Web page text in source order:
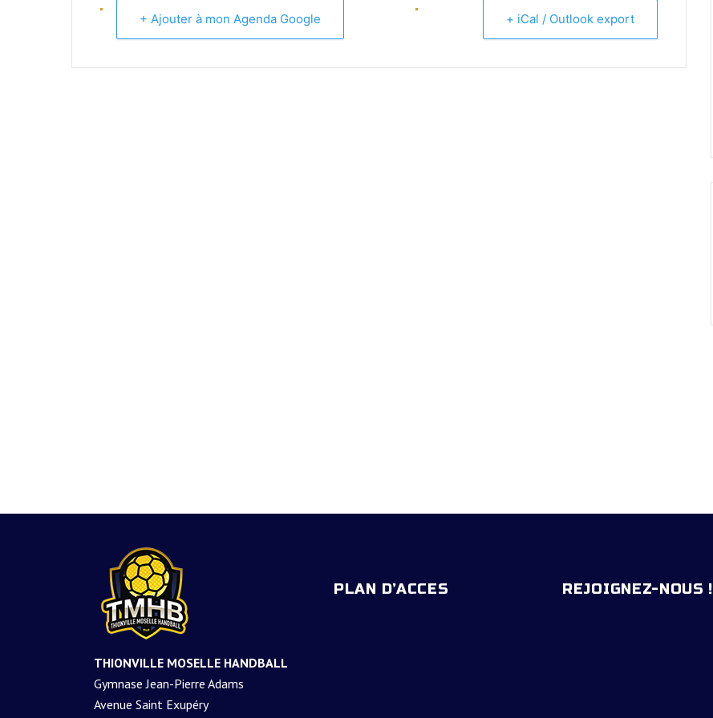
EQUIPE -13 ANS (1) REGIONAL
+ Ajouter à mon Agenda Google + iCal / Outlook export
THIONVILLE MOSELLE HANDBALL
Gymnase Jean-Pierre Adams
Avenue Saint Exupéry
PLAN D’ACCES REJOIGNEZ-NOUS !